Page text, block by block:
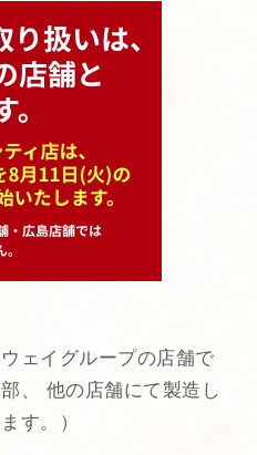
ェイグループの店舗で
、 他の店舗にて製造し
す。）